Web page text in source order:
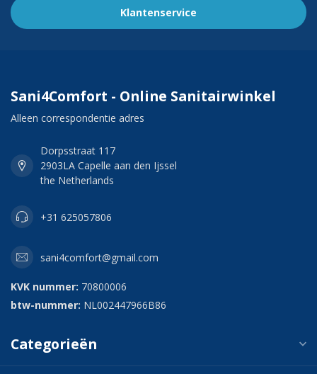
Klantenservice
Sani4Comfort - Online Sanitairwinkel
Alleen correspondentie adres
Dorpsstraat 117
2903LA Capelle aan den Ijssel
the Netherlands
+31 625057806
sani4comfort@gmail.com
KVK nummer: 70800006
btw-nummer: NL002447966B86
Categorieën